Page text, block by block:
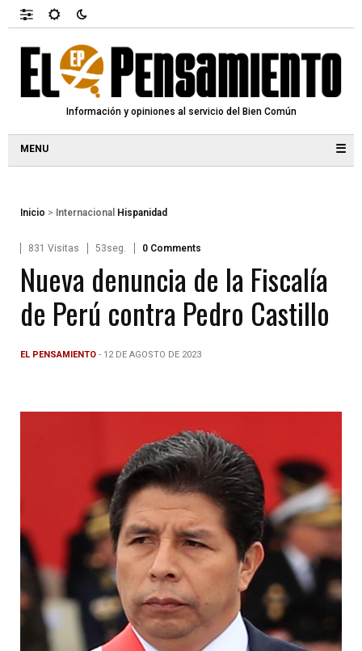
Información y opiniones al servicio del Bien Común
☰
Inicio > Internacional Hispanidad
831 Visitas 53seg. 0 Comments
Nueva denuncia de la Fiscalía
de Perú contra Pedro Castillo
EL PENSAMIENTO - 12 DE AGOSTO DE 2023